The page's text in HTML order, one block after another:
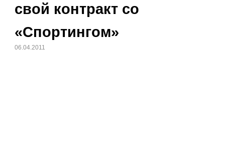
свой контракт со
«Спортингом»
06.04.2011